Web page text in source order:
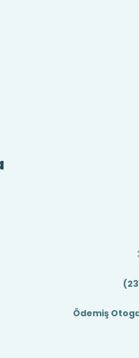
Ödemiş